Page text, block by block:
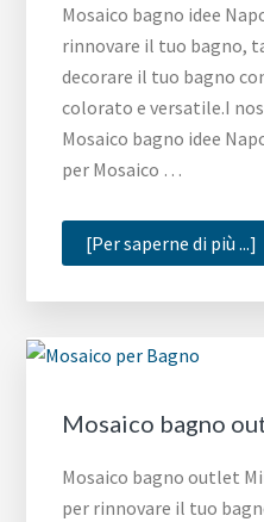
Mosaico bagno idee
rinnovare il tuo bagno,
decorare il tuo bagno
colorato e versatile.I
Mosaico bagno idee
per Mosaico …
[Per saperne di più ...]
Mosaico bagno
Mosaico bagno outlet
per rinnovare il tuo